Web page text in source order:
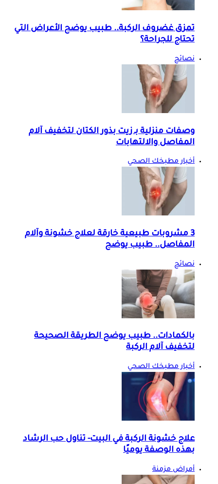
تمزق غضروف الركبة.. طبيب يوضح الأعراض التي
تحتاج للجراحة؟
نصائح
وصفات منزلية بـ زيت بذور الكتان لتخفيف آلام
المفاصل والالتهابات
أخبار مطبخك الصحي
3 مشروبات طبيعية خارقة لعلاج خشونة وآلام
المفاصل.. طبيب يوضح
نصائح
بالكمادات.. طبيب يوضح الطريقة الصحيحة
لتخفيف آلام الركبة
أخبار مطبخك الصحي
علاج خشونة الركبة في البيت- تناول حب الرشاد
بهذه الوصفة يوميًا
أمراض مزمنة